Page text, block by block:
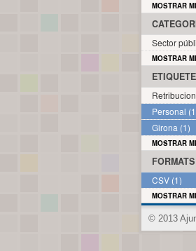
MOSTRAR
Sector
MOSTRAR
Personal
Girona (1)
MOSTRAR
FORMATS
CSV (1)
MOSTRAR
© 2013